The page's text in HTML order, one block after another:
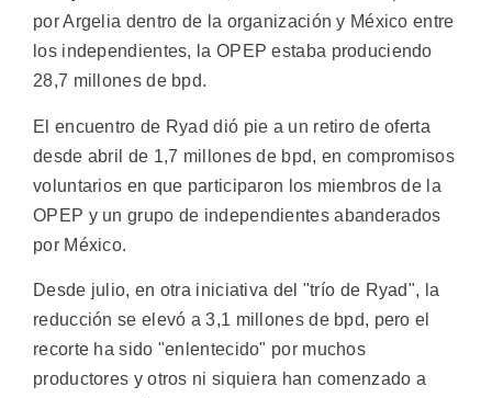
por Argelia dentro de la organización y México entre
los independientes, la OPEP estaba produciendo
28,7 millones de bpd.
El encuentro de Ryad dió pie a un retiro de oferta
desde abril de 1,7 millones de bpd, en compromisos
voluntarios en que participaron los miembros de la
OPEP y un grupo de independientes abanderados
por México.
Desde julio, en otra iniciativa del "trío de Ryad", la
reducción se elevó a 3,1 millones de bpd, pero el
recorte ha sido "enlentecido" por muchos
productores y otros ni siquiera han comenzado a